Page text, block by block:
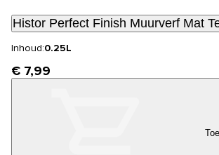
Histor Perfect Finish Muurverf Mat
Inhoud:0.25L
€ 7,99